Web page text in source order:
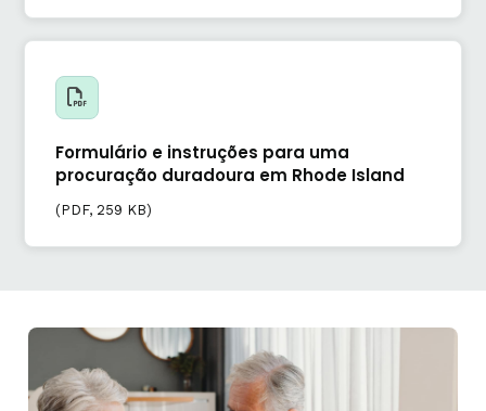
Formulário e instruções para uma
procuração duradoura em Rhode Island
(PDF, 259 KB)